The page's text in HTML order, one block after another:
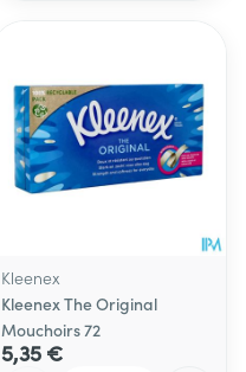
Kleenex
Kleenex The Original
Mouchoirs 72
5,35 €